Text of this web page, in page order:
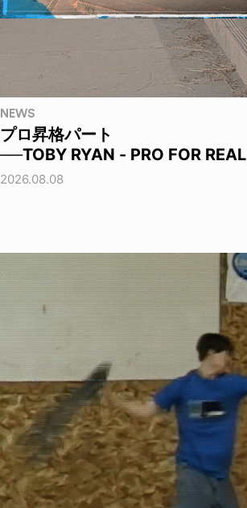
NEWS
プロ昇格パート
──TOBY RYAN - PRO FOR REAL
2026.08.08